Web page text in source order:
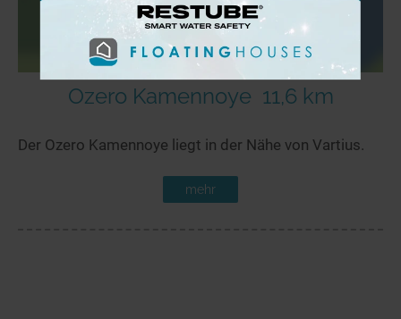
Ozero Kamennoye 11,6 km
Der Ozero Kamennoye liegt in der Nähe von Vartius.
mehr